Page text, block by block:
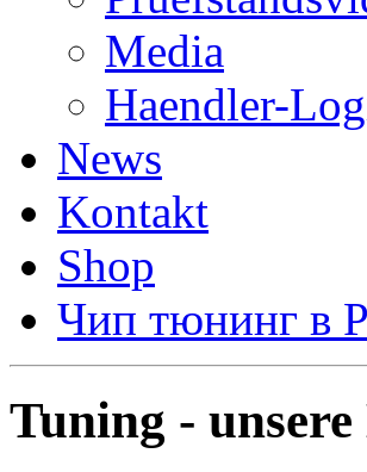
Media
Haendler-
News
Kontakt
Shop
Чип тюнинг в
Tuning -